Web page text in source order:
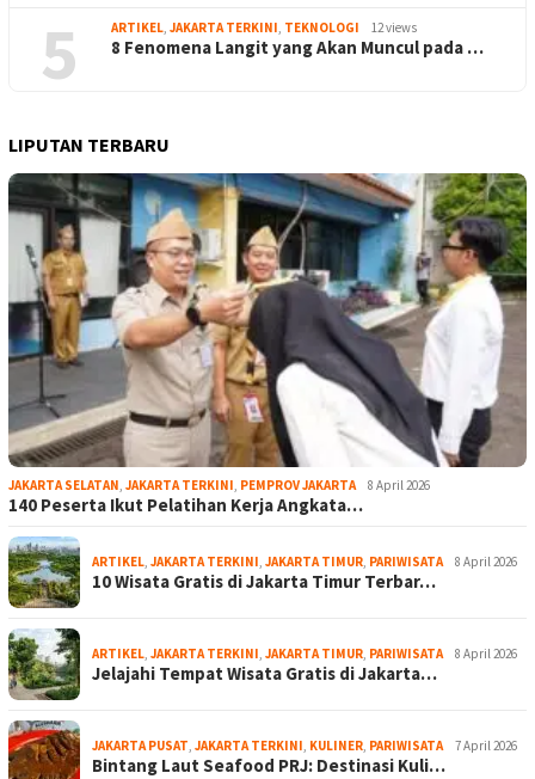
5 ARTIKEL JAKARTA TERKINI TEKNOLOGI 12 views
8 Fenomena Langit yang Akan Muncul pada …
LIPUTAN TERBARU
JAKARTA SELATAN JAKARTA TERKINI PEMPROV JAKARTA 8 April 2026
140 Peserta Ikut Pelatihan Kerja Angkata…
ARTIKEL JAKARTA TERKINI JAKARTA TIMUR PARIWISATA 8 April 2026
10 Wisata Gratis di Jakarta Timur Terbar…
ARTIKEL JAKARTA TERKINI JAKARTA TIMUR PARIWISATA 8 April 2026
Jelajahi Tempat Wisata Gratis di Jakarta…
JAKARTA PUSAT JAKARTA TERKINI KULINER PARIWISATA 7 April 2026
Bintang Laut Seafood PRJ: Destinasi Kuli…